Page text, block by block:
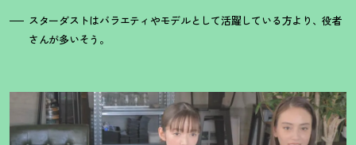
スターダストはバラエティやモデルとして活躍している方より、役者
さんが多いそう。